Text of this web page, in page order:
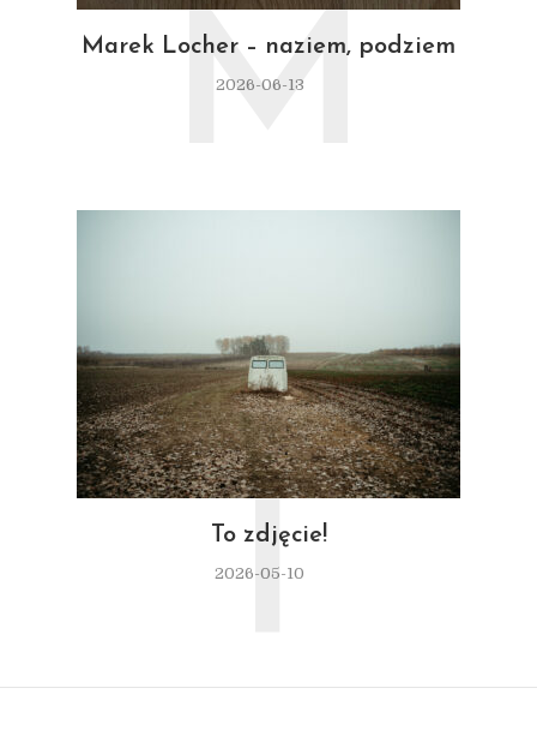
Marek Locher – naziem, podziem
2026-06-13
M
To zdjęcie!
2026-05-10
T